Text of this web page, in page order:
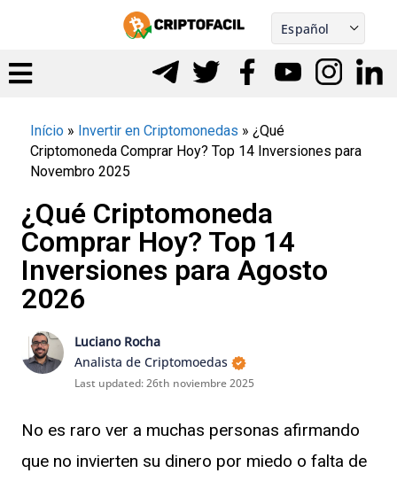
content
Español
Português
Início» Invertir en Criptomonedas » ¿Qué
Criptomoneda Comprar Hoy? Top 14 Inversiones para
Novembro 2025
¿Qué Criptomoneda
Comprar Hoy? Top 14
Inversiones para Agosto
2026
Luciano Rocha
Analista de Criptomoedas
Last updated:26th noviembre 2025
No es raro ver a muchas personas afirmando
que no invierten su dinero por miedo o falta de